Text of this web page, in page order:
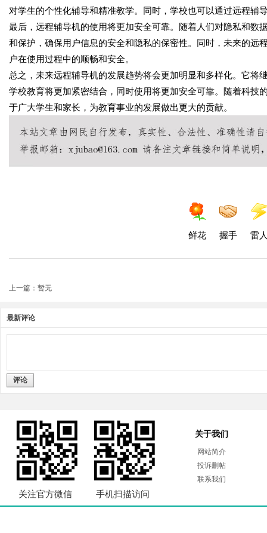
对学生的个性化辅导和精准教学。同时，学校也可以通过远程辅
最后，远程辅导机的使用将更加安全可靠。随着人们对隐私和数
和保护，确保用户信息的安全和隐私的保密性。同时，未来的远
户在使用过程中的顺畅和安全。
总之，未来远程辅导机的发展趋势将会更加明显和多样化。它
学校教育将更加紧密结合，同时使用将更加安全可靠。随着科技
于广大学生和家长，为教育事业的发展做出更大的贡献。
鲜花 握手 雷
上一篇：暂无
最新评论
评论
关注官方微信 手机扫描访问
关于我们
网站简介
投诉删帖
联系我们